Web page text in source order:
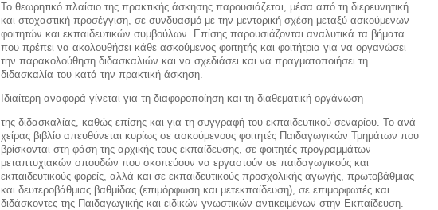
Το θεωρητικό πλαίσιο της πρακτικής άσκησης παρουσιάζεται, μέσα από τη διερευνητική
και στοχαστική προσέγγιση, σε συνδυασμό με την μεντορική σχέση μεταξύ ασκούμενων
φοιτητών και εκπαιδευτικών συμβούλων. Επίσης παρουσιάζονται αναλυτικά τα βήματα
που πρέπει να ακολουθήσει κάθε ασκούμενος φοιτητής και φοιτήτρια για να οργανώσει
την παρακολούθηση διδασκαλιών και να σχεδιάσει και να πραγματοποιήσει τη
διδασκαλία του κατά την πρακτική άσκηση.
Ιδιαίτερη αναφορά γίνεται για τη διαφοροποίηση και τη διαθεματική οργάνωση
της διδασκαλίας, καθώς επίσης και για τη συγγραφή του εκπαιδευτικού σεναρίου. Το ανά
χείρας βιβλίο απευθύνεται κυρίως σε ασκούμενους φοιτητές Παιδαγωγικών Τμημάτων που
βρίσκονται στη φάση της αρχικής τους εκπαίδευσης, σε φοιτητές προγραμμάτων
μεταπτυχιακών σπουδών που σκοπεύουν να εργαστούν σε παιδαγωγικούς και
εκπαιδευτικούς φορείς, αλλά και σε εκπαιδευτικούς προσχολικής αγωγής, πρωτοβάθμιας
και δευτεροβάθμιας βαθμίδας (επιμόρφωση και μετεκπαίδευση), σε επιμορφωτές και
διδάσκοντες της Παιδαγωγικής και ειδικών γνωστικών αντικειμένων στην Εκπαίδευση.